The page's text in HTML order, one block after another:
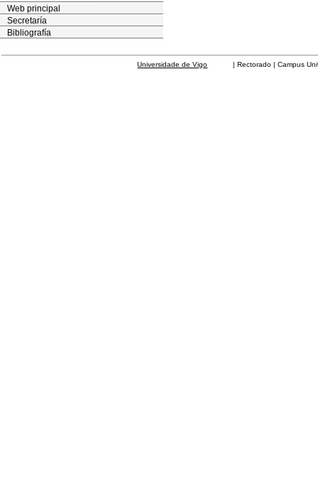
Web principal
Secretaría
Bibliografía
Universidade de Vigo | Rectorado | Campus